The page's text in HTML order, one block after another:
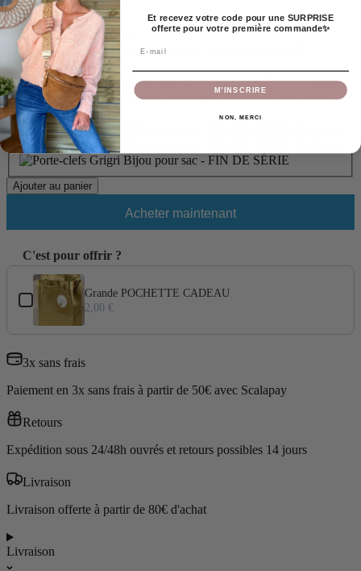
Couleur:
Cerise
Tournesol / Taupe
Tournesol / Rose
Fraise
/ Bleu
Fraise / Jaune
Ajouter au panier
Acheter maintenant
C'est pour offrir ?
Use the Previous and Next buttons to navigate through product
Grande POCHETTE CADEAU
2,00 €
3x sans frais
Paiement en 3x sans frais à partir de 50€ avec Scalapay
Retours
Expédition sous 24/48h ouvrés et retours possibles 14 jours
Livraison
Livraison offerte à partir de 80€ d'achat
Livraison
Et recevez votre code pour une SURPRISE
offerte pour votre première commande✨
M’INSCRIRE
NON, MERCI